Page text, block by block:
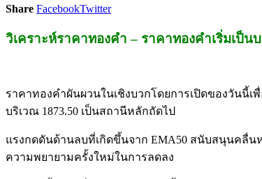
Share FacebookTwitter
วิเคราะห์ราคาทองคำ – ราคาทองคำเริ่มเป็น
ราคาทองคำผันผวนในเชิงบวกโดยการเปิดของวันนี้
บริเวณ 1873.50 เป็นสถานีหลักถัดไป
แรงกดดันด้านลบที่เกิดขึ้นจาก EMA50 สนับสนุนคลื่น
ความพยายามครั้งใหม่ในการลดลง